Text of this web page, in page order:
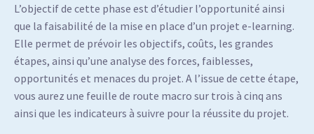
L’objectif de cette phase est d’étudier l’opportunité ainsi
que la faisabilité de la mise en place d’un projet e-learning.
Elle permet de prévoir les objectifs, coûts, les grandes
étapes, ainsi qu’une analyse des forces, faiblesses,
opportunités et menaces du projet. A l’issue de cette étape,
vous aurez une feuille de route macro sur trois à cinq ans
ainsi que les indicateurs à suivre pour la réussite du projet.